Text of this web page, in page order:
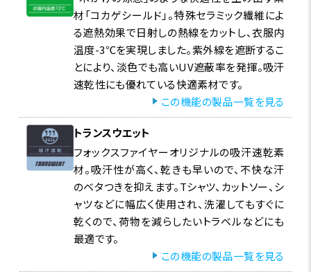
材「コカゲシールド」。特殊セラミック繊維によ
る遮熱効果で日射しの熱線をカットし、衣服内
温度-3℃を実現しました。紫外線を遮断するこ
とにより、淡色でも高いUV遮蔽率を発揮。吸汗
速乾性にも優れている快適素材です。
この機能の製品一覧を見る
トランスウエット
フォックスファイヤーオリジナルの吸汗速乾素
材。吸汗性が高く、乾きも早いので、不快な汗
のベタつきを抑えます。Tシャツ、カットソー、シ
ャツなどに幅広く使用され、洗濯してもすぐに
乾くので、荷物を減らしたいトラベルなどにも
最適です。
この機能の製品一覧を見る